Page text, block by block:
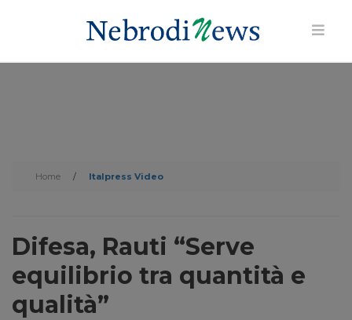
Home / Italpress Video
Difesa, Rauti “Serve
equilibrio tra quantità e
qualità”